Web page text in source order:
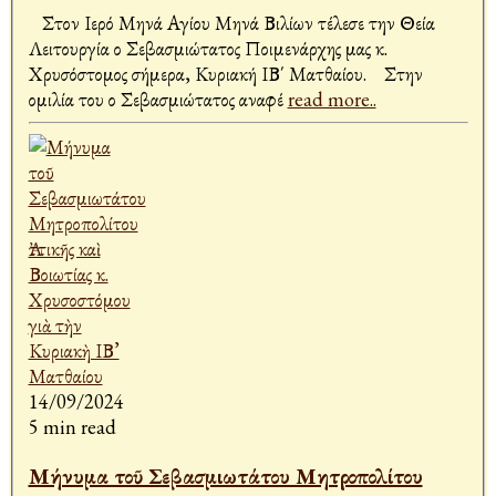
Στον Ιερό Μηνά Αγίου Μηνά Βιλίων τέλεσε την Θεία
Λειτουργία ο Σεβασμιώτατος Ποιμενάρχης μας κ.
Χρυσόστομος σήμερα, Κυριακή ΙΒ΄ Ματθαίου. Στην
ομιλία του ο Σεβασμιώτατος αναφέread more..
14/09/2024
5 min read
Μήνυμα τοῦ Σεβασμιωτάτου Μητροπολίτου